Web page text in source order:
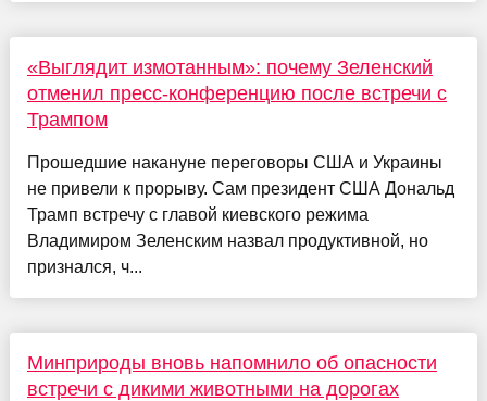
«Выглядит измотанным»: почему Зеленский
отменил пресс-конференцию после встречи с
Трампом
Прошедшие накануне переговоры США и Украины
не привели к прорыву. Сам президент США Дональд
Трамп встречу с главой киевского режима
Владимиром Зеленским назвал продуктивной, но
признался, ч...
Минприроды вновь напомнило об опасности
встречи с дикими животными на дорогах